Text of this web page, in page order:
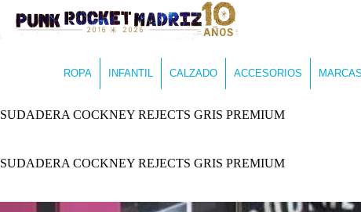
ROPA INFANTIL CALZADO ACCESORIOS MARCAS
SUDADERA COCKNEY REJECTS GRIS PREMIUM
SUDADERA COCKNEY REJECTS GRIS PREMIUM